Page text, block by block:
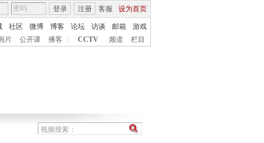
客服 设为首页
登录 注册
社区 微博 博客 论坛 访谈 邮箱
游戏
片 公开课 播客 CCTV 频道 栏目